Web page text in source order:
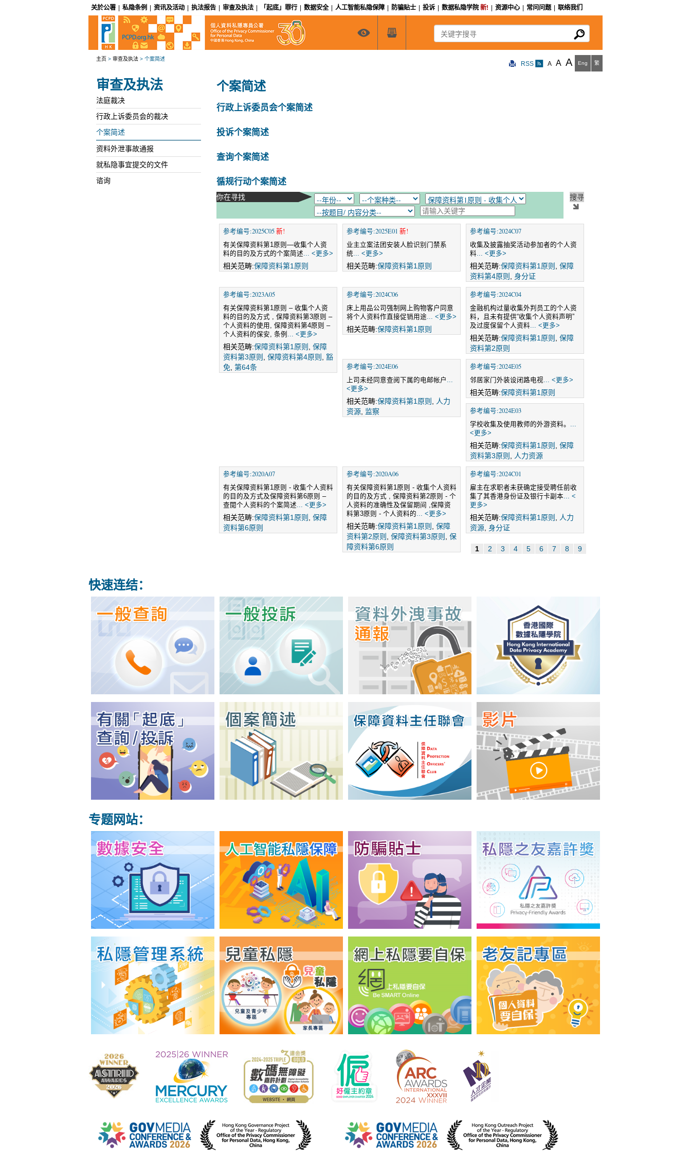
关於公署 私隐条例 资讯及活动 执法报告 审查及执法 「起底」罪行 数据安全 人工智能私隐保障 防骗贴士 投诉 数据私隐学院新! 资源中心 常问问题 联络我们
RSS A A A Eng 繁
主页 > 审查及执法 > 个案简述
审查及执法
法庭裁决
行政上诉委员会的裁决
个案简述
资料外泄事故通报
就私隐事宜提交的文件
谘询
个案简述
行政上诉委员会个案简述
投诉个案简述
查询个案简述
循规行动个案简述
你在寻找
参考编号:2025C05新!
有关保障资料第1原则—收集个人资
料的目的及方式的个案简述... <更多>
相关范畴:保障资料第1原则
参考编号:2025E01 新!
业主立案法团安装人脸识别门禁系
统... <更多>
相关范畴:保障资料第1原则
参考编号:2024C07
收集及披露抽奖活动参加者的个人资
料... <更多>
相关范畴:保障资料第1原则
保障
资料第4原则
身分证
参考编号:2023A05
有关保障资料第1原则 – 收集个人资
料的目的及方式 , 保障资料第3原则 –
个人资料的使用, 保障资料第4原则 –
个人资料的保安, 条例 ... <更多>
相关范畴:保障资料第1原则
保障
资料第3原则
保障资料第4原则
豁
免 第64条
参考编号:2024C06
床上用品公司强制网上购物客户同意
将个人资料作直接促销用途... <更多>
相关范畴:保障资料第1原则
参考编号:2024C04
金融机构过量收集外判员工的个人资
料，且未有提供“收集个人资料声明”
及过度保留个人资料... <更多>
相关范畴:保障资料第1原则
保障
资料第2原则
参考编号:2024E06
上司未经同意查阅下属的电邮帐户 ...
<更多>
相关范畴:保障资料第1原则
人力
资源 监察
参考编号:2024E05
邻居家门外装设闭路电视... <更多>
相关范畴:保障资料第1原则
参考编号:2024E03
学校收集及使用教师的外游资料。 ...
<更多>
相关范畴:保障资料第1原则
保障
资料第3原则
人力资源
参考编号:2020A07
有关保障资料第1原则 - 收集个人资料
的目的及方式及保障资料第6原则 –
查閲个人资料的个案简述... <更多>
相关范畴:保障资料第1原则
保障
资料第6原则
参考编号:2020A06
有关保障资料第1原则 - 收集个人资料
的目的及方式 , 保障资料第2原则 - 个
人资料的准确性及保留期间 ,保障资
料第3原则 - 个人资料的... <更多>
相关范畴:保障资料第1原则
保障
资料第2原则
保障资料第3原则
保
障资料第6原则
参考编号:2024C01
雇主在求职者未获确定接受聘任前收
集了其香港身份证及银行卡副本... <
更多>
相关范畴:保障资料第1原则
人力
资源 身分证
1 2 3 4 5 6 7 8 9
快速连结：
专题网站：